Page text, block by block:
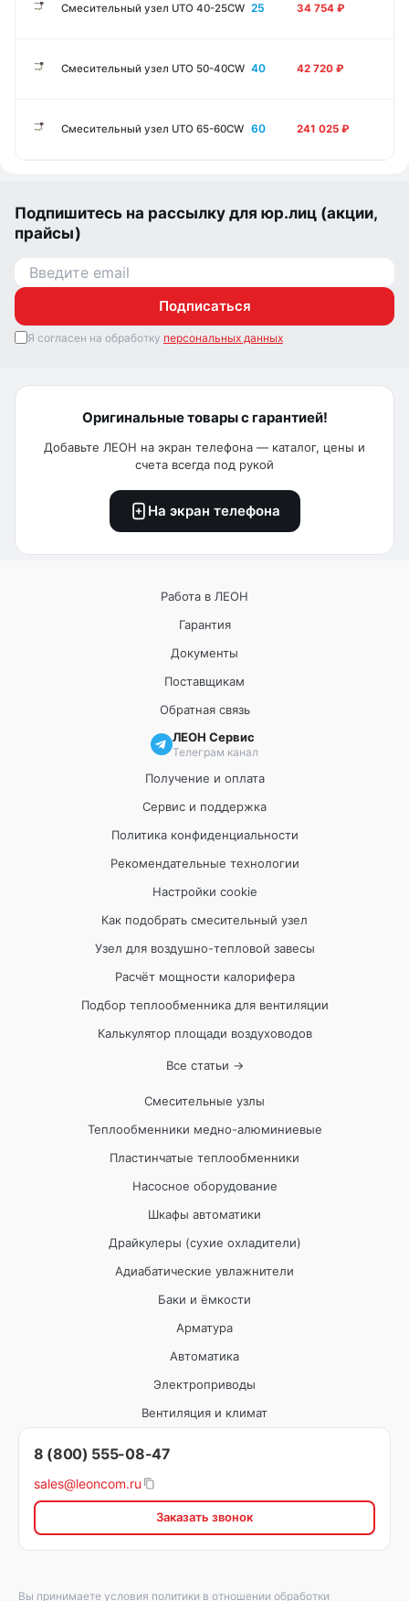
Смесительный узел UTO 40-25CW 25 34 754 ₽
Смесительный узел UTO 50-40CW 40 42 720 ₽
Смесительный узел UTO 65-60CW 60 241 025 ₽
Подпишитесь на рассылку для юр.лиц (акции,
прайсы)
Подписаться
Я согласен на обработку персональных данных
Оригинальные товары с гарантией!
Добавьте ЛЕОН на экран телефона — каталог, цены и
счета всегда под рукой
На экран телефона
Работа в ЛЕОН
Гарантия
Документы
Поставщикам
Обратная связь
ЛЕОН Сервис
Телеграм канал
Получение и оплата
Сервис и поддержка
Политика конфиденциальности
Рекомендательные технологии
Настройки cookie
Как подобрать смесительный узел
Узел для воздушно-тепловой завесы
Расчёт мощности калорифера
Подбор теплообменника для вентиляции
Калькулятор площади воздуховодов
Все статьи →
Смесительные узлы
Теплообменники медно-алюминиевые
Пластинчатые теплообменники
Насосное оборудование
Шкафы автоматики
Драйкулеры (сухие охладители)
Адиабатические увлажнители
Баки и ёмкости
Арматура
Автоматика
Электроприводы
Вентиляция и климат
8 (800) 555-08-47
sales@leoncom.ru
Заказать звонок
Вы принимаете условия политики в отношении обработки